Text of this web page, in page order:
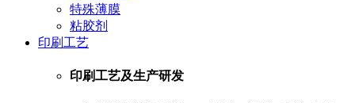
特殊薄膜
粘胶剂
印刷工艺
印刷工艺及生产研发